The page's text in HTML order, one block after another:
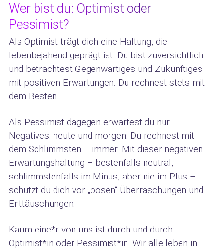
Wer bist du: Optimist oder
Pessimist?
Als Optimist trägt dich eine Haltung, die
lebenbejahend geprägt ist. Du bist zuversichtlich
und betrachtest Gegenwärtiges und Zukünftiges
mit positiven Erwartungen. Du rechnest stets mit
dem Besten.
Als Pessimist dagegen erwartest du nur
Negatives: heute und morgen. Du rechnest mit
dem Schlimmsten – immer. Mit dieser negativen
Erwartungshaltung – bestenfalls neutral,
schlimmstenfalls im Minus, aber nie im Plus –
schützt du dich vor „bösen“ Überraschungen und
Enttäuschungen.
Kaum eine*r von uns ist durch und durch
Optimist*in oder Pessimist*in. Wir alle leben in